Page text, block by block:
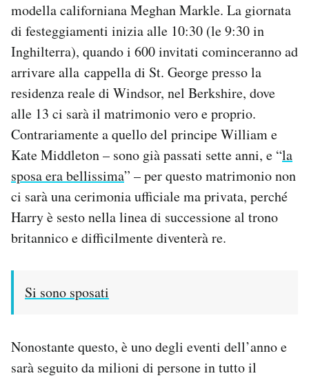
AREA PERSONALE
Area Personale
Newsletter
Notifiche mobile
Regala il Post
Hai bisogno di aiuto?
Esci
modella californiana Meghan Markle. La giornata
di festeggiamenti inizia alle 10:30 (le 9:30 in
Inghilterra), quando i 600 invitati cominceranno ad
arrivare alla cappella di St. George presso la
residenza reale di Windsor, nel Berkshire, dove
alle 13 ci sarà il matrimonio vero e proprio.
Contrariamente a quello del principe William e
Kate Middleton – sono già passati sette anni, e “la
sposa era bellissima” – per questo matrimonio non
ci sarà una cerimonia ufficiale ma privata, perché
Harry è sesto nella linea di successione al trono
britannico e difficilmente diventerà re.
Si sono sposati
Nonostante questo, è uno degli eventi dell’anno e
sarà seguito da milioni di persone in tutto il